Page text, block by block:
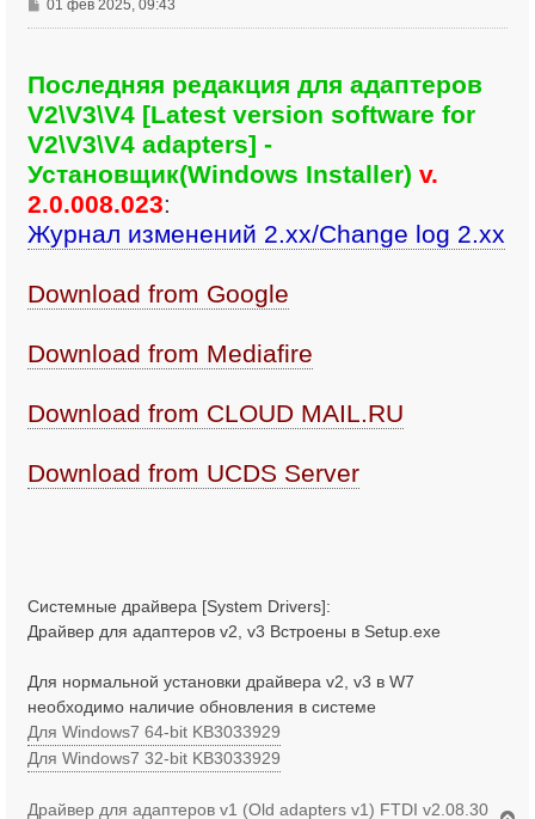
о
щ
е
и
е
01 фев 2025, 09:43
Последняя редакция для адаптеров
V2\V3\V4 [Latest version software for
V2\V3\V4 adapters] -
Установщик(Windows Installer) v.
2.0.008.023:
Журнал изменений 2.xx/Change log 2.xx
Download from Google
Download from Mediafire
Download from CLOUD MAIL.RU
Download from UCDS Server
Системные драйвера [System Drivers]:
Драйвер для адаптеров v2, v3 Встроены в Setup.exe
Для нормальной установки драйвера v2, v3 в W7
необходимо наличие обновления в системе
Для Windows7 64-bit KB3033929
Для Windows7 32-bit KB3033929
Драйвер для адаптеров v1 (Old adapters v1) FTDI v2.08.30